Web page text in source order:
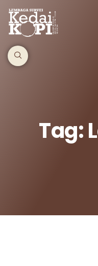
Tag: